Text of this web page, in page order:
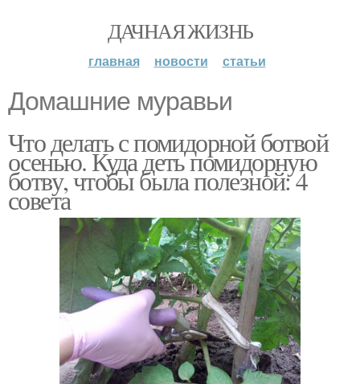
ДАЧНАЯ ЖИЗНЬ
главная новости статьи
Домашние муравьи
Что делать с помидорной ботвой
осенью. Куда деть помидорную
ботву, чтобы была полезной: 4
совета